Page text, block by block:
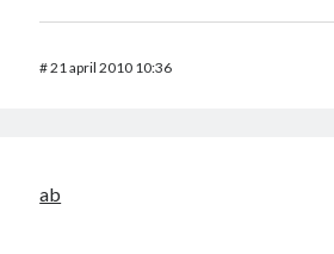
#21 april 2010 10:36
ab